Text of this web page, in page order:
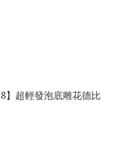
】超輕發泡底雕花德比